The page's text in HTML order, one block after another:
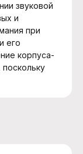
звуковой
и
при
его
корпуса-